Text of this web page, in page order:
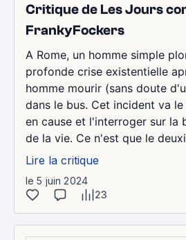
Critique de Les Jours
FrankyFockers
A Rome, un homme simple
profonde crise existentielle
homme mourir (sans doute
dans le bus. Cet incident va
en cause et l'interroger sur la
de la vie. Ce n'est que le
Lire la critique
le 5 juin 2024
23